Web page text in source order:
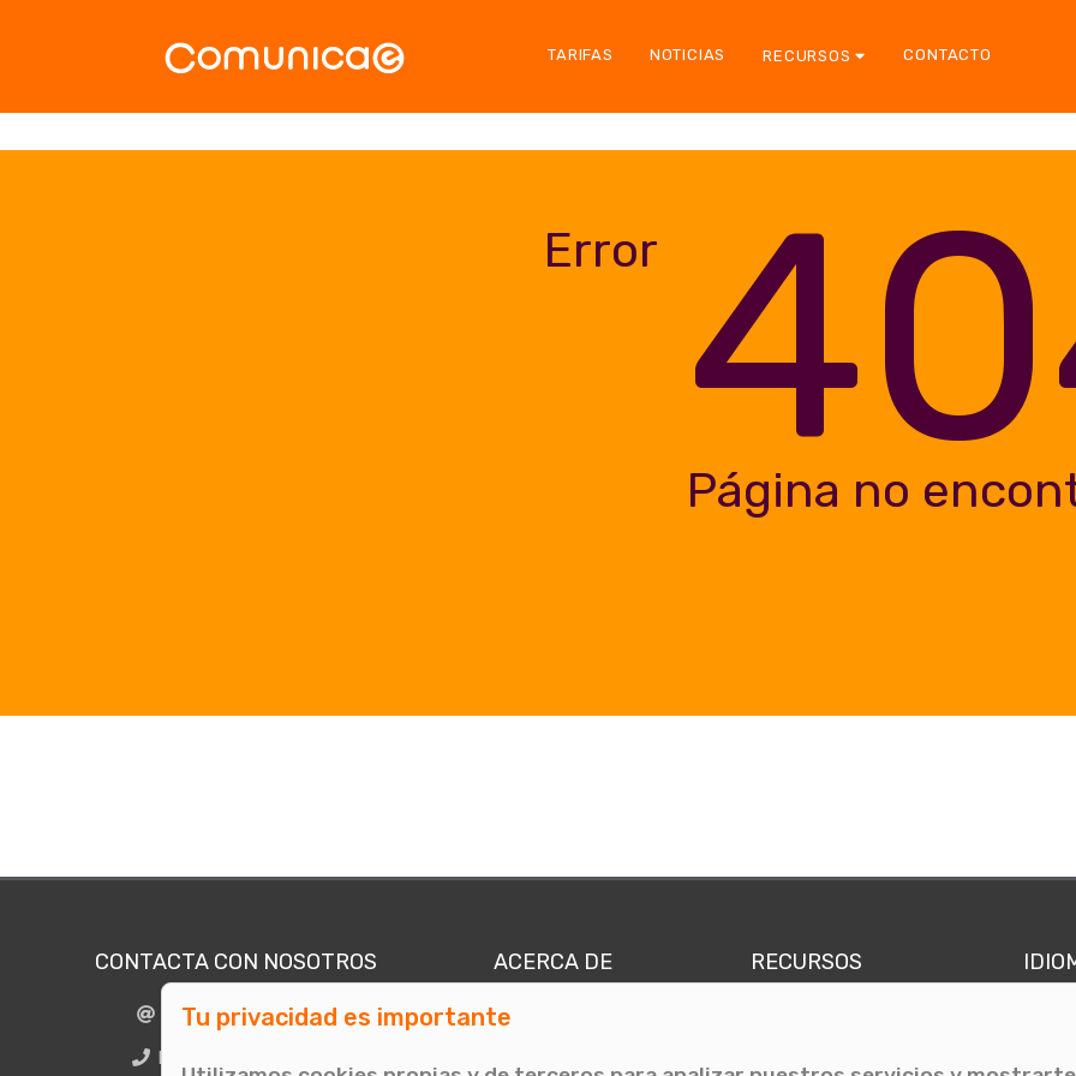
TARIFAS NOTICIAS RECURSOS CONTACTO
Error
Página no
CONTACTA CON NOSOTROS
info@comunicae.com
BCN + 34 931 702 774
ACERCA DE
Quiénes somos
RECURSOS
Tu privacidad es importante